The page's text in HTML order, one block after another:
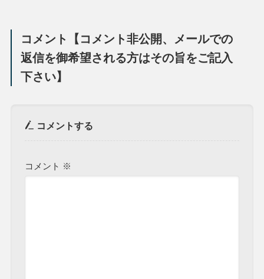
コメント【コメント非公開、メールでの
返信を御希望される方はその旨をご記入
下さい】
コメントする
コメント ※